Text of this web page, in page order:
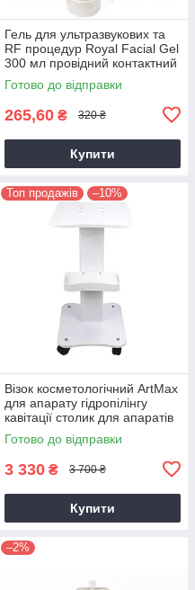
Гель для ультразвукових та
RF процедур Royal Facial Gel
300 мл провідний контактний
косметологічний гель
Готово до відправки
265,60 ₴ 320 ₴
Купити
Топ продажів –10%
Візок косметологічний ArtMax
для апарату гідропілінгу
кавітації столик для апаратів
косметолога
Готово до відправки
3 330 ₴ 3 700 ₴
Купити
–2%